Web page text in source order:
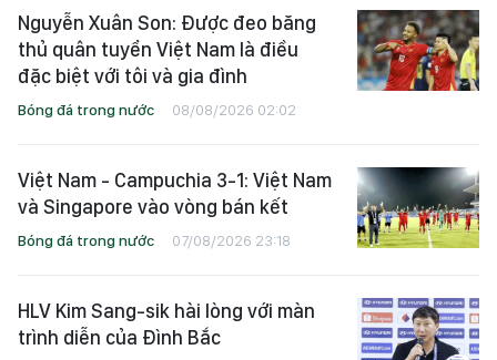
Nguyễn Xuân Son: Được đeo băng
thủ quân tuyển Việt Nam là điều
đặc biệt với tôi và gia đình
Bóng đá trong nước 08/08/2026 02:02
Việt Nam - Campuchia 3-1: Việt Nam
và Singapore vào vòng bán kết
Bóng đá trong nước 07/08/2026 23:18
HLV Kim Sang-sik hài lòng với màn
trình diễn của Đình Bắc